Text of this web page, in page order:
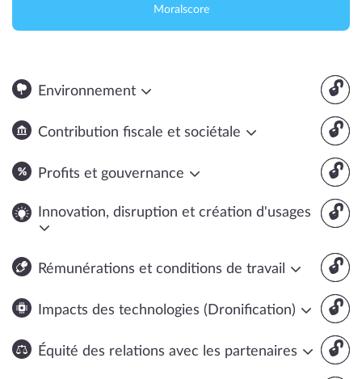
Moralscore
🔓
Environnement
🔓
Contribution fiscale et sociétale
🔓
Profits et gouvernance
🔓
Innovation, disruption et création d'usages
🔓
Rémunérations et conditions de travail
🔓
Impacts des technologies (Dronification)
🔓
Équité des relations avec les partenaires